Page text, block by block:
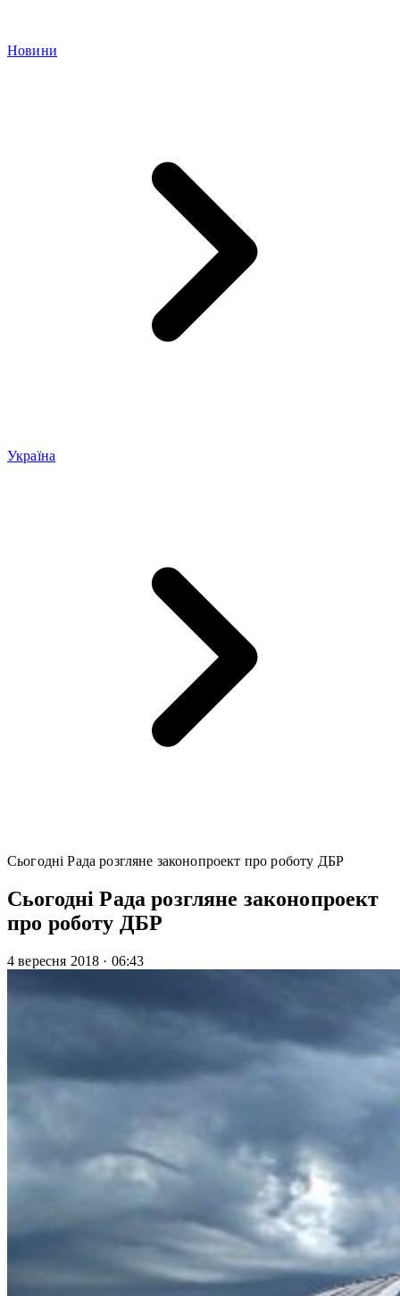
Новини
Україна
Сьогодні Рада розгляне законопроект про роботу ДБР
Сьогодні Рада розгляне законопроект
про роботу ДБР
4 вересня 2018 · 06:43